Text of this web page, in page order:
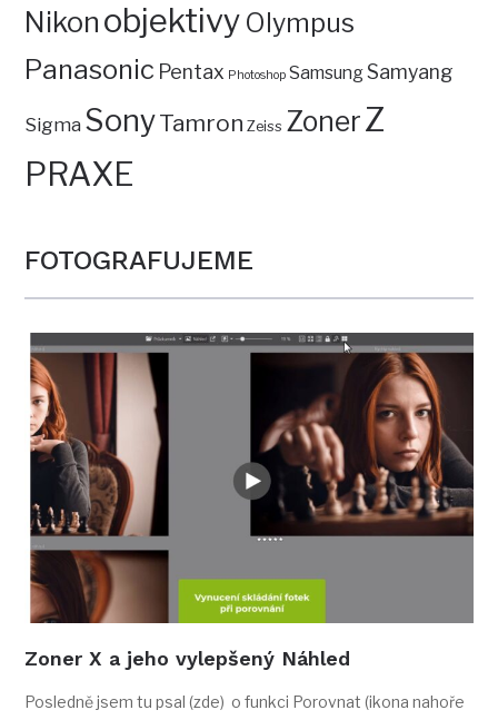
Nikon objektivy Olympus
Panasonic Pentax Photoshop SamsungSamyang
Sigma SonyTamron Zeiss ZonerZ
PRAXE
FOTOGRAFUJEME
Zoner X a jeho vylepšený Náhled
Posledně jsem tu psal (zde) o funkci Porovnat (ikona nahoře